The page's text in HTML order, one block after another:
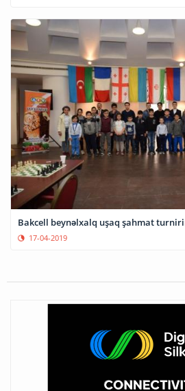
Bakcell beynəlxalq uşaq şahmat
17-04-2019